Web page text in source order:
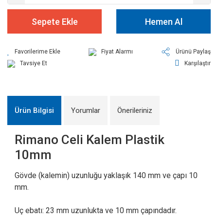
Sepete Ekle Hemen Al
Fiyat Alarmı
Ürünü Paylaş
Tavsiye Et
Karşılaştır
Ürün Bilgisi Yorumlar Önerileriniz
Rimano Celi Kalem Plastik
10mm
Gövde (kalemin) uzunluğu yaklaşık 140 mm ve çapı 10
mm.
Uç ebatı: 23 mm uzunlukta ve 10 mm çapındadır.